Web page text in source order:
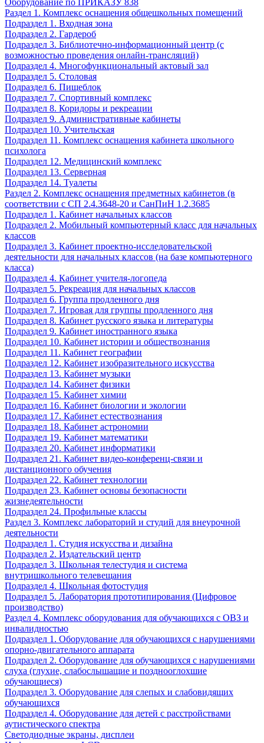
Оборудование по ПРИКАЗУ 838
Раздел 1. Комплекс оснащения общешкольных помещений
Подраздел 1. Входная зона
Подраздел 2. Гардероб
Подраздел 3. Библиотечно-информационный центр (с
возможностью проведения онлайн-трансляций)
Подраздел 4. Многофункциональный актовый зал
Подраздел 5. Столовая
Подраздел 6. Пищеблок
Подраздел 7. Спортивный комплекс
Подраздел 8. Коридоры и рекреации
Подраздел 9. Административные кабинеты
Подраздел 10. Учительская
Подраздел 11. Комплекс оснащения кабинета школьного
психолога
Подраздел 12. Медицинский комплекс
Подраздел 13. Серверная
Подраздел 14. Туалеты
Раздел 2. Комплекс оснащения предметных кабинетов (в
соответствии с СП 2.4.3648-20 и СанПиН 1.2.3685
Подраздел 1. Кабинет начальных классов
Подраздел 2. Мобильный компьютерный класс для начальных
классов
Подраздел 3. Кабинет проектно-исследовательской
деятельности для начальных классов (на базе компьютерного
класса)
Подраздел 4. Кабинет учителя-логопеда
Подраздел 5. Рекреация для начальных классов
Подраздел 6. Группа продленного дня
Подраздел 7. Игровая для группы продленного дня
Подраздел 8. Кабинет русского языка и литературы
Подраздел 9. Кабинет иностранного языка
Подраздел 10. Кабинет истории и обществознания
Подраздел 11. Кабинет географии
Подраздел 12. Кабинет изобразительного искусства
Подраздел 13. Кабинет музыки
Подраздел 14. Кабинет физики
Подраздел 15. Кабинет химии
Подраздел 16. Кабинет биологии и экологии
Подраздел 17. Кабинет естествознания
Подраздел 18. Кабинет астрономии
Подраздел 19. Кабинет математики
Подраздел 20. Кабинет информатики
Подраздел 21. Кабинет видео-конференц-связи и
дистанционного обучения
Подраздел 22. Кабинет технологии
Подраздел 23. Кабинет основы безопасности
жизнедеятельности
Подраздел 24. Профильные классы
Раздел 3. Комплекс лабораторий и студий для внеурочной
деятельности
Подраздел 1. Студия искусства и дизайна
Подраздел 2. Издательский центр
Подраздел 3. Школьная телестудия и система
внутришкольного телевещания
Подраздел 4. Школьная фотостудия
Подраздел 5. Лаборатория прототипирования (Цифровое
производство)
Раздел 4. Комплекс оборудования для обучающихся с ОВЗ и
инвалидностью
Подраздел 1. Оборудование для обучающихся с нарушениями
опорно-двигательного аппарата
Подраздел 2. Оборудование для обучающихся с нарушениями
слуха (глухие, слабослышащие и позднооглохшие
обучающиеся)
Подраздел 3. Оборудование для слепых и слабовидящих
обучающихся
Подраздел 4. Оборудование для детей с расстройствами
аутистического спектра
Светодиодные экраны, дисплеи